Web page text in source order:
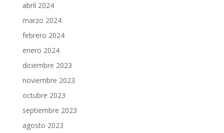
abril 2024
marzo 2024
febrero 2024
enero 2024
diciembre 2023
noviembre 2023
octubre 2023
septiembre 2023
agosto 2023